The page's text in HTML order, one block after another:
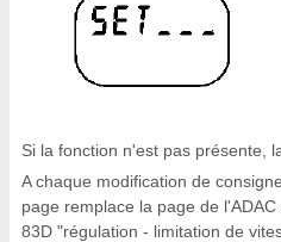
Si la fonction n'est pas présente,
A chaque modification de
page remplace la page de
83D "régulation - limitation de